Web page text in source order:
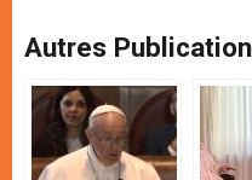
Autres